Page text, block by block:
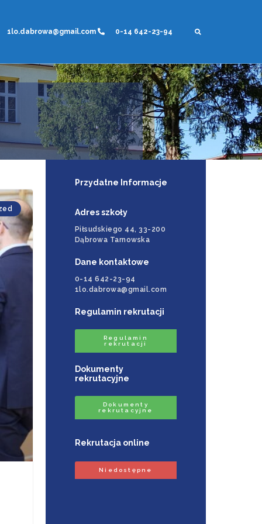
1lo.dabrowa@gmail.com 0-14 642-23-94
Przydatne Informacje
Adres szkoły
Piłsudskiego 44, 33-200
Dąbrowa Tarnowska
Dane kontaktowe
0-14 642-23-94
1lo.dabrowa@gmail.com
Regulamin rekrutacji
Regulamin
rekrutacji
Dokumenty
rekrutacyjne
Dokumenty
rekrutacyjne
Rekrutacja online
Niedostępne